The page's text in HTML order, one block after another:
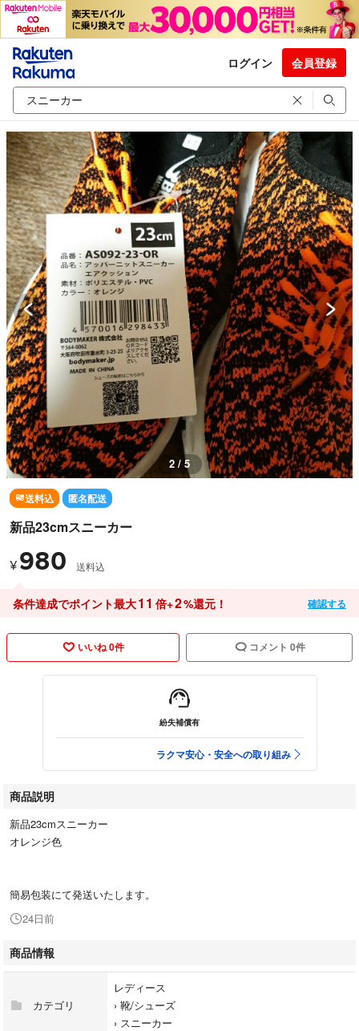
ログイン 会員登録
2 / 5
送料込 匿名配送
新品23cmスニーカー
¥ 980 送料込
条件達成でポイント最大11 倍+2%還元！ 確認する
いいね 0件 コメント 0件
紛失補償有
ラクマ安心・安全への取り組み
商品説明
新品23cmスニーカー
オレンジ色
簡易包装にて発送いたします。
24日前
商品情報
カテゴリ
レディース
› 靴/シューズ
› スニーカー